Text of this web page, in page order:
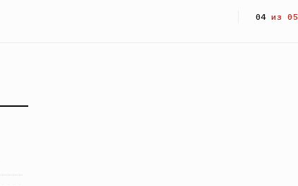
04из 05